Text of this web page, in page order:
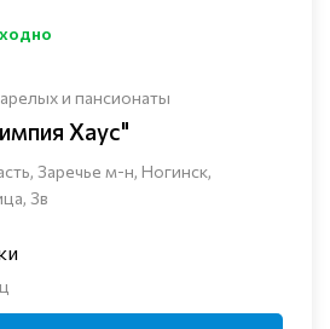
и пансионаты
Хаус"
Заречье м-н, Ногинск,
3в